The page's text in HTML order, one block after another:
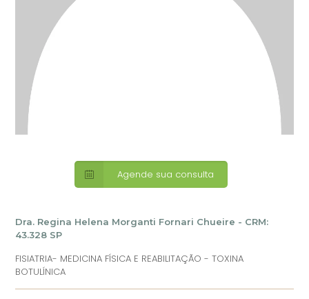
Agende sua consulta
Dra. Regina Helena Morganti Fornari Chueire - CRM:
43.328 SP
FISIATRIA- MEDICINA FÍSICA E REABILITAÇÃO - TOXINA
BOTULÍNICA